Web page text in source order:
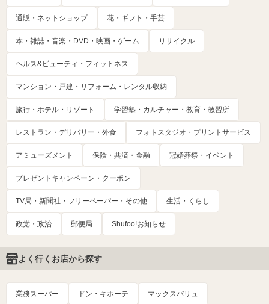
通販・ネットショップ 花・ギフト・手芸
本・雑誌・音楽・DVD・映画・ゲーム リサイクル
ヘルス&ビューティ・フィットネス
マンション・戸建・リフォーム・レンタル収納
旅行・ホテル・リゾート 学習塾・カルチャー・教育・教習所
レストラン・デリバリー・外食 フォトスタジオ・プリントサービス
アミューズメント 保険・共済・金融 冠婚葬祭・イベント
プレゼントキャンペーン・クーポン
TV局・新聞社・フリーペーパー・その他 生活・くらし
政党・政治 郵便局 Shufoo!お知らせ
よく行くお店から探す
業務スーパー ドン・キホーテ マックスバリュ